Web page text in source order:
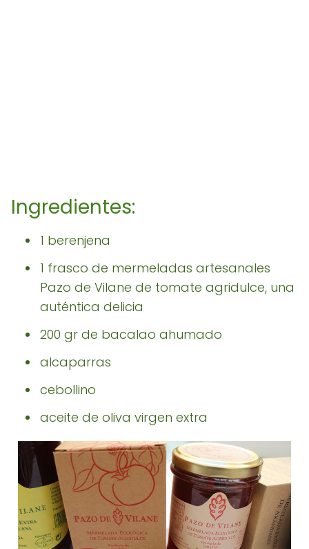
Ingredientes:
1 berenjena
1 frasco de mermeladas artesanales
Pazo de Vilane de tomate agridulce, una
auténtica delicia
200 gr de bacalao ahumado
alcaparras
cebollino
aceite de oliva virgen extra